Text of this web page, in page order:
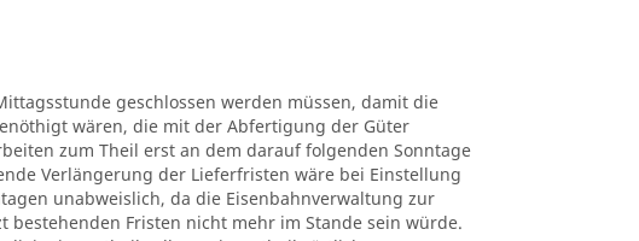
geschlossen werden müssen, damit die
wären, die mit der Abfertigung der Güter
zum Theil erst an dem darauf folgenden Sonntage
Verlängerung der Lieferfristen wäre bei Einstellung
unabweislich, da die Eisenbahnverwaltung zur
Fristen nicht mehr im Stande sein würde.